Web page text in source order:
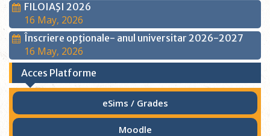
FILOIAŞI 2026
16 May, 2026
Înscriere opţionale- anul universitar 2026-2027
16 May, 2026
Acces Platforme
eSims / Grades
Moodle